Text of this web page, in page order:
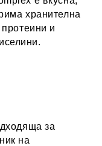
хранителна
и
за
на